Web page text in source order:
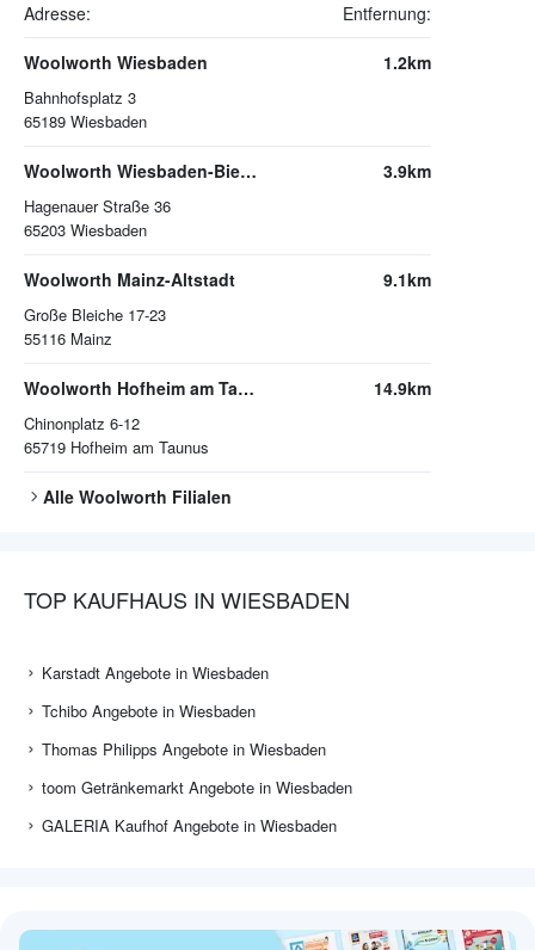
Adresse: Entfernung:
Woolworth Wiesbaden
Bahnhofsplatz 3
65189 Wiesbaden
1.2km
Woolworth Wiesbaden-Biebrich
Hagenauer Straße 36
65203 Wiesbaden
3.9km
Woolworth Mainz-Altstadt
Große Bleiche 17-23
55116 Mainz
9.1km
Woolworth Hofheim am Taunus
Chinonplatz 6-12
65719 Hofheim am Taunus
14.9km
Alle Woolworth Filialen
TOP KAUFHAUS IN WIESBADEN
Karstadt Angebote in Wiesbaden
Tchibo Angebote in Wiesbaden
Thomas Philipps Angebote in Wiesbaden
toom Getränkemarkt Angebote in Wiesbaden
GALERIA Kaufhof Angebote in Wiesbaden